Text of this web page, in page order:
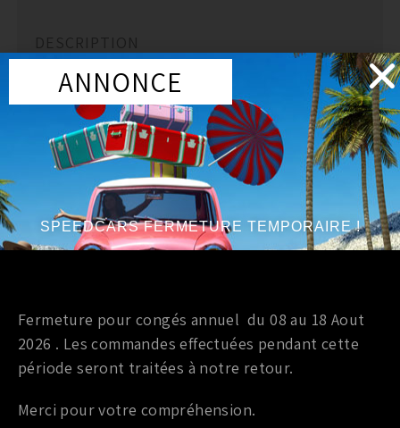
DESCRIPTION
Kit radiateur d’huile HKS pour boite de vitesse
nissan GTR R35 2011+
Permet de refroidir l’huile de boite.
PRODUITS SIMILAIRES
Marque:AVX Marque:AVX
ANNONCE
SPEEDCARS FERMETURE TEMPORAIRE !
Fermeture pour congés annuel du 08 au 18 Aout
2026 . Les commandes effectuées pendant cette
période seront traitées à notre retour.
Merci pour votre compréhension.